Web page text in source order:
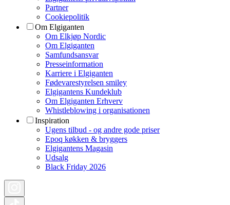
Partner
Cookiepolitik
Om Elgiganten
Om Elkjøp Nordic
Om Elgiganten
Samfundsansvar
Presseinformation
Karriere i Elgiganten
Fødevarestyrelsen smiley
Elgigantens Kundeklub
Om Elgiganten Erhverv
Whistleblowing i organisationen
Inspiration
Ugens tilbud - og andre gode priser
Epoq køkken & bryggers
Elgigantens Magasin
Udsalg
Black Friday 2026